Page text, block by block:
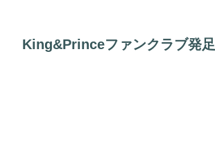
King&Princeファンクラブ発足